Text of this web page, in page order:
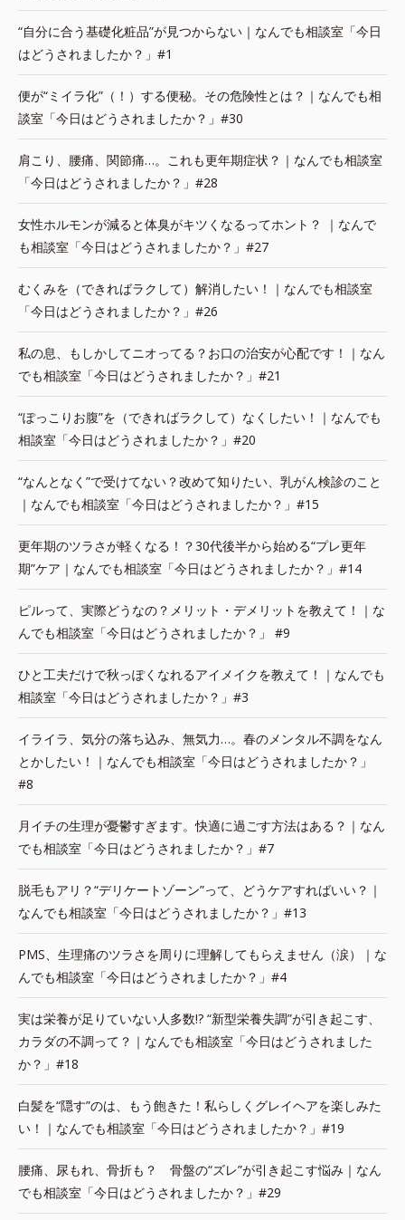
“自分に合う基礎化粧品”が見つからない｜なんでも相談室「今日
はどうされましたか？」#1
便が“ミイラ化”（！）する便秘。その危険性とは？｜なんでも相
談室「今日はどうされましたか？」#30
肩こり、腰痛、関節痛…。これも更年期症状？｜なんでも相談室
「今日はどうされましたか？」#28
女性ホルモンが減ると体臭がキツくなるってホント？ ｜なんで
も相談室「今日はどうされましたか？」#27
むくみを（できればラクして）解消したい！｜なんでも相談室
「今日はどうされましたか？」#26
私の息、もしかしてニオってる？お口の治安が心配です！｜なん
でも相談室「今日はどうされましたか？」#21
“ぽっこりお腹”を（できればラクして）なくしたい！｜なんでも
相談室「今日はどうされましたか？」#20
“なんとなく”で受けてない？改めて知りたい、乳がん検診のこと
｜なんでも相談室「今日はどうされましたか？」#15
更年期のツラさが軽くなる！？30代後半から始める“プレ更年
期”ケア｜なんでも相談室「今日はどうされましたか？」#14
ピルって、実際どうなの？メリット・デメリットを教えて！｜な
んでも相談室「今日はどうされましたか？」 #9
ひと工夫だけで秋っぽくなれるアイメイクを教えて！｜なんでも
相談室「今日はどうされましたか？」#3
イライラ、気分の落ち込み、無気力…。春のメンタル不調をなん
とかしたい！｜なんでも相談室「今日はどうされましたか？」
#8
月イチの生理が憂鬱すぎます。快適に過ごす方法はある？｜なん
でも相談室「今日はどうされましたか？」#7
脱毛もアリ？“デリケートゾーン”って、どうケアすればいい？｜
なんでも相談室「今日はどうされましたか？」#13
PMS、生理痛のツラさを周りに理解してもらえません（涙）｜な
んでも相談室「今日はどうされましたか？」#4
実は栄養が足りていない人多数!? “新型栄養失調”が引き起こす、
カラダの不調って？｜なんでも相談室「今日はどうされました
か？」#18
白髪を“隠す”のは、もう飽きた！私らしくグレイヘアを楽しみた
い！｜なんでも相談室「今日はどうされましたか？」#19
腰痛、尿もれ、骨折も？ 骨盤の“ズレ”が引き起こす悩み｜なん
でも相談室「今日はどうされましたか？」#29